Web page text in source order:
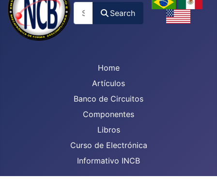
Search
Home
Artículos
Banco de Circuitos
Componentes
Libros
Curso de Electrónica
Informativo INCB